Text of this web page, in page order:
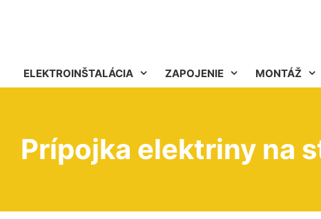
ELEKTROINŠTALÁCIA ZAPOJENIE MONTÁŽ
Prípojka elektriny na